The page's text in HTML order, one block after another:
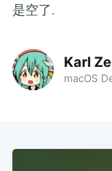
是空了.
Karl
macOS